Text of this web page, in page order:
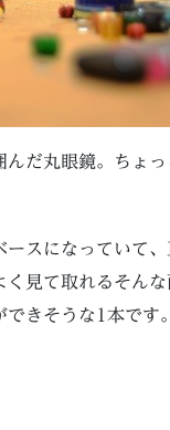
だ丸眼鏡。ちょっ
スになっていて
見て取れるそん
きそうな1本です。